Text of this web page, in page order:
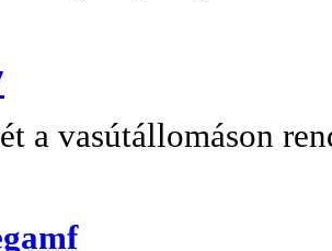
a vasútállomáson